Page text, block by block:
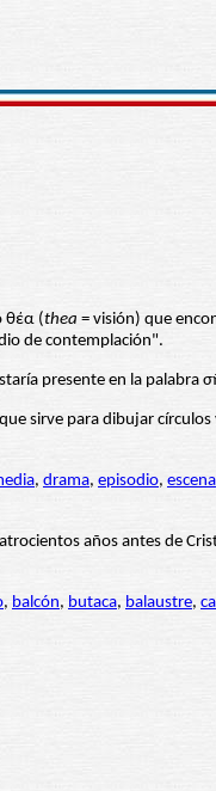
θέα (thea = visión) que
de contemplación".
presente en la palabra
sirve para dibujar
, drama, episodio, escena
, balcón, butaca, balaustre,